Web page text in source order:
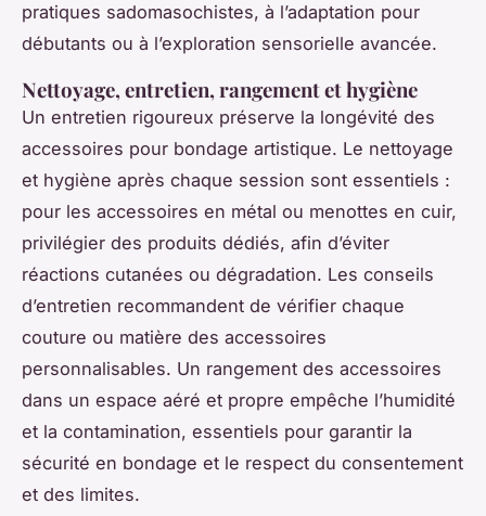
pratiques sadomasochistes, à l’adaptation pour
débutants ou à l’exploration sensorielle avancée.
Nettoyage, entretien, rangement et hygiène
Un entretien rigoureux préserve la longévité des
accessoires pour bondage artistique. Le nettoyage
et hygiène après chaque session sont essentiels :
pour les accessoires en métal ou menottes en cuir,
privilégier des produits dédiés, afin d’éviter
réactions cutanées ou dégradation. Les conseils
d’entretien recommandent de vérifier chaque
couture ou matière des accessoires
personnalisables. Un rangement des accessoires
dans un espace aéré et propre empêche l’humidité
et la contamination, essentiels pour garantir la
sécurité en bondage et le respect du consentement
et des limites.